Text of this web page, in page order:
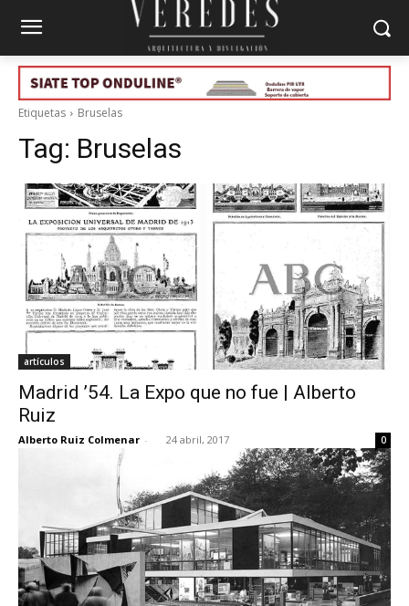
Etiquetas Bruselas
Tag: Bruselas
artículos
Madrid ’54. La Expo que no fue | Alberto
Ruiz
Alberto Ruiz Colmenar - 24 abril, 2017 0